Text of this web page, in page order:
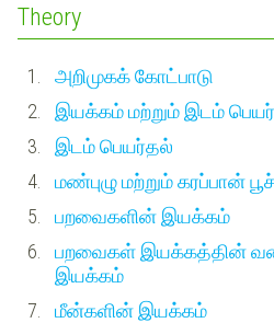
Theory
1.
அறிமுகக் கோட்பாடு
2.
இயக்கம் மற்றும் இடம்
3.
இடம் பெயர்தல்
4.
மண்புழு மற்றும் கரப்பான்
5.
பறவைகளின் இயக்கம்
6.
பறவைகள் இயக்கத்தின்
இயக்கம்
7.
மீன்களின் இயக்கம்